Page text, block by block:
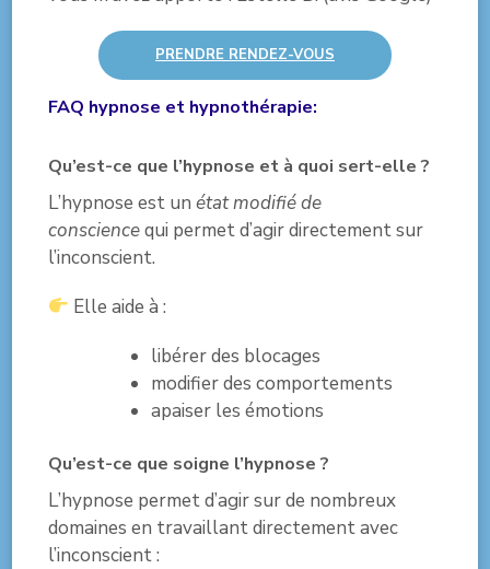
PRENDRE RENDEZ-VOUS
FAQ hypnose et hypnothérapie:
Qu’est-ce que l’hypnose et à quoi sert-elle ?
L’hypnose est un état modifié de
consciencequi permet d’agir directement sur
l’inconscient.
Elle aide à :
libérer des blocages
modifier des comportements
apaiser les émotions
Qu’est-ce que soigne l’hypnose ?
L’hypnose permet d’agir sur de nombreux
domaines en travaillant directement avec
l’inconscient :